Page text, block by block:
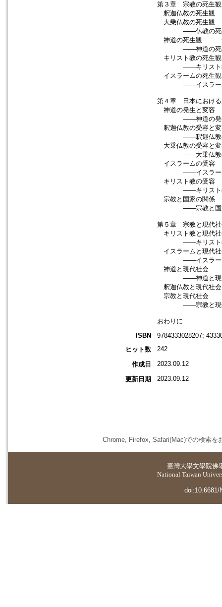
第３章 宗教の死生観
釈迦仏教の死生
大乗仏教の死生
――仏教の死生
神道の死生観
――神道の死生
キリスト教の死
――キリスト教の
イスラームの死
――イスラームの
第４章 日本における
神道の発生と変
――神道の発生
釈迦仏教の受容
――釈迦仏教の受
大乗仏教の受容
――大乗仏教の受
イスラームの受
――イスラーム
キリスト教の受
――キリスト教
宗教と国家の関
――宗教と国家
第５章 宗教と現代
キリスト教と現
――キリスト教と
イスラームと現
――イスラームと
神道と現代社会
――神道と現代
釈迦仏教と現代
宗教と現代社会
――宗教と現代
おわりに
ISBN
9784333028207;
ヒット数
242
作成日 2023.09.12
更新日期 2023.09.12
Chrome, Firefox, Safari(Mac)での検索を
臺灣大學文學院佛
National Taiwan
doi:10.6681/